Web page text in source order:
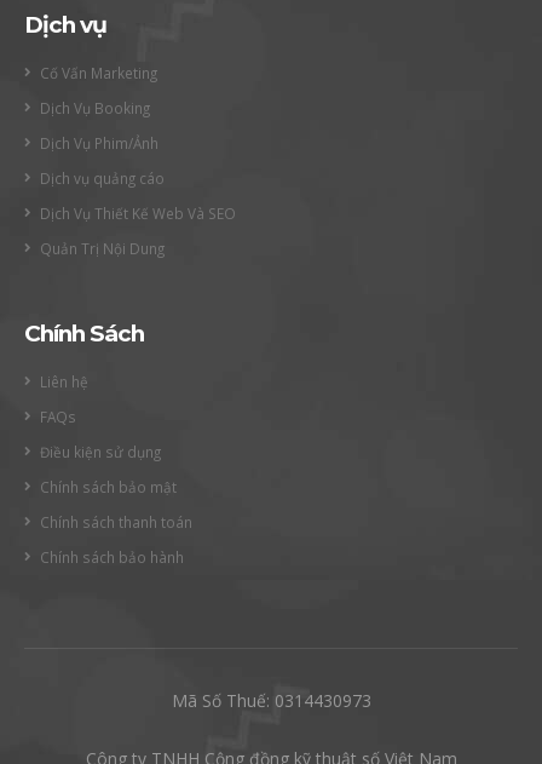
Dịch vụ
Cố Vấn Marketing
Dịch Vụ Booking
Dịch Vụ Phim/Ảnh
Dịch vụ quảng cáo
Dịch Vụ Thiết Kế Web Và SEO
Quản Trị Nội Dung
Chính Sách
Liên hệ
FAQs
Điều kiện sử dụng
Chính sách bảo mật
Chính sách thanh toán
Chính sách bảo hành
Mã Số Thuế: 0314430973
Công ty TNHH Cộng đồng kỹ thuật số Việt Nam